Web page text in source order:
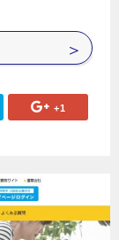
+1